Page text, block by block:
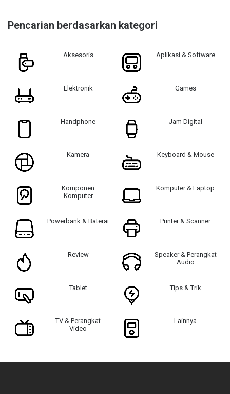
Pencarian berdasarkan kategori
Aksesoris Aplikasi & Software
Elektronik Games
Handphone Jam Digital
Kamera Keyboard & Mouse
Komponen
Komputer
Komputer & Laptop
Powerbank & Baterai Printer & Scanner
Review
Speaker & Perangkat
Audio
Tablet Tips & Trik
TV & Perangkat
Video
Lainnya